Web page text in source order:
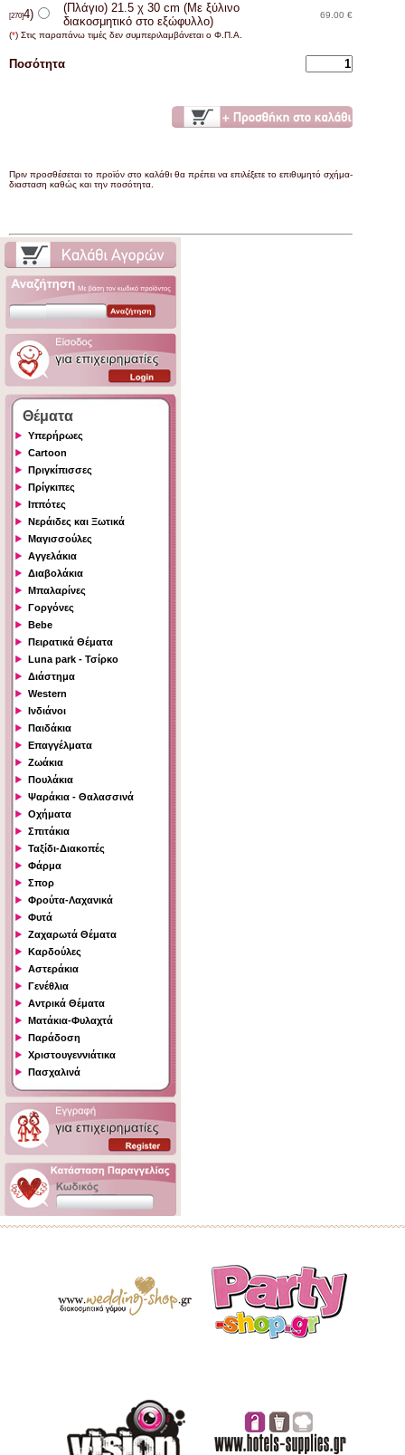
[270]4)
(Πλάγιο) 21.5 χ 30 cm (Με ξύλινο
διακοσμητικό στο εξώφυλλο)
69.00 €
(*) Στις παραπάνω τιμές δεν συμπεριλαμβάνεται ο Φ.Π.Α.
Ποσότητα
Πριν προσθέσεται το προϊόν στο καλάθι θα πρέπει να επιλέξετε το επιθυμητό σχήμα-
διασταση καθώς και την ποσότητα.
Θέματα
Υπερήρωες
Cartoon
Πριγκίπισσες
Πρίγκιπες
Ιππότες
Νεράιδες και Ξωτικά
Μαγισσούλες
Αγγελάκια
Διαβολάκια
Μπαλαρίνες
Γοργόνες
Bebe
Πειρατικά Θέματα
Luna park - Τσίρκο
Διάστημα
Western
Ινδιάνοι
Παιδάκια
Επαγγέλματα
Ζωάκια
Πουλάκια
Ψαράκια - Θαλασσινά
Οχήματα
Σπιτάκια
Ταξίδι-Διακοπές
Φάρμα
Σπορ
Φρούτα-Λαχανικά
Φυτά
Ζαχαρωτά Θέματα
Καρδούλες
Αστεράκια
Γενέθλια
Αντρικά Θέματα
Ματάκια-Φυλαχτά
Παράδοση
Χριστουγεννιάτικα
Πασχαλινά